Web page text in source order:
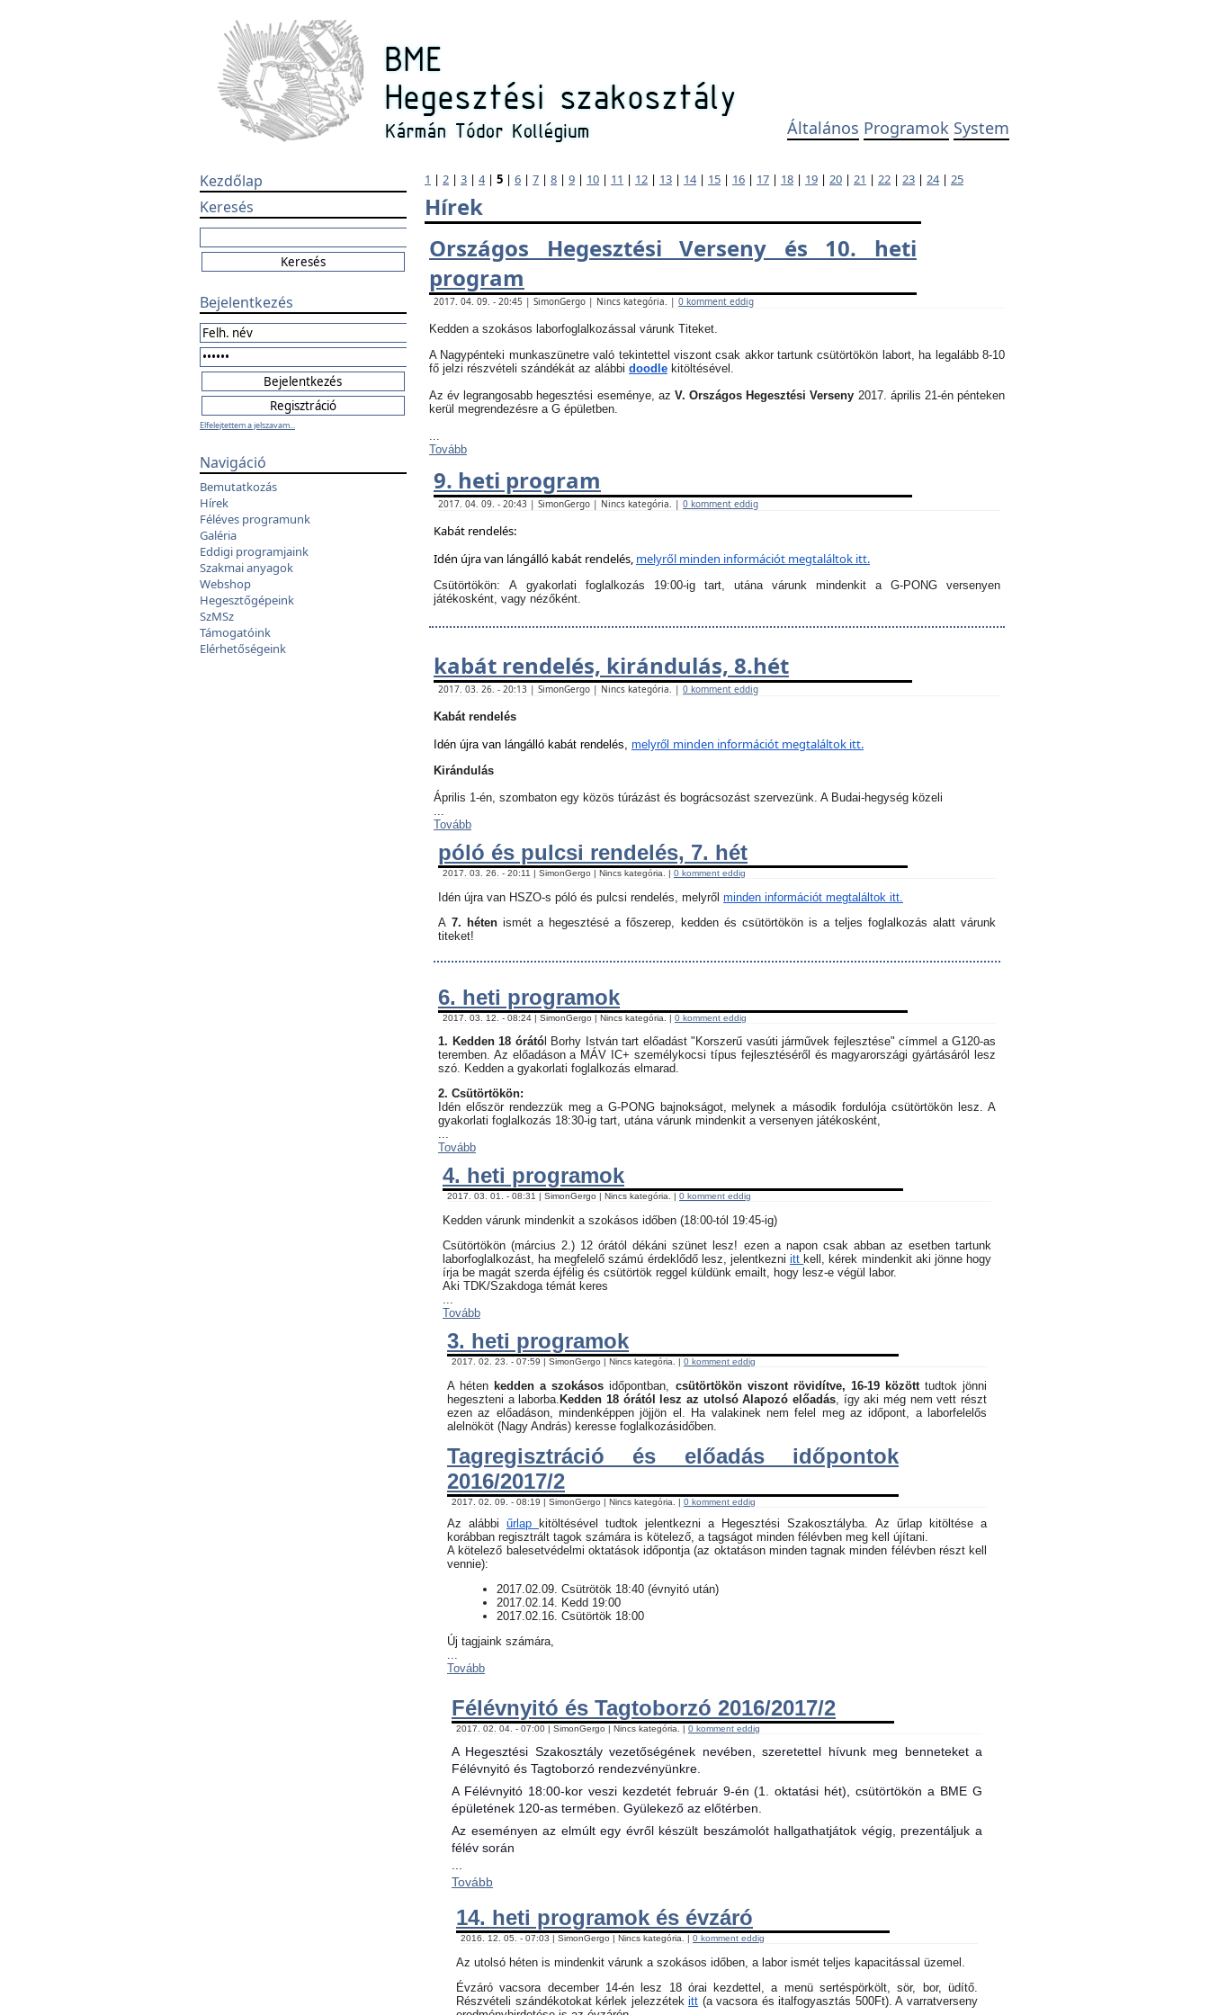
Általános Programok System
Kezdőlap
Keresés
Bejelentkezés
Elfelejtettem a jelszavam...
Navigáció
Bemutatkozás
Hírek
Féléves programunk
Galéria
Eddigi programjaink
Szakmai anyagok
Webshop
Hegesztőgépeink
SzMSz
Támogatóink
Elérhetőségeink
1 | 2 | 3 | 4| 5 | 6 | 7 | 8 | 9 | 10 | 11 | 12 | 13 | 14| 15 | 16 | 17 | 18 | 19 | 20 | 21 | 22 | 23 | 24| 25
Hírek
Országos Hegesztési Verseny és 10. heti
program
2017. 04. 09. - 20:45 | SimonGergo | Nincs kategória. | 0 komment eddig
Kedden a szokásos laborfoglalkozással várunk Titeket.
A Nagypénteki munkaszünetre való tekintettel viszont csak akkor tartunk csütörtökön labort, ha legalább 8-10
fő jelzi részvételi szándékát az alábbi doodle kitöltésével.
Az év legrangosabb hegesztési eseménye, az V. Országos Hegesztési Verseny 2017. április 21-én pénteken
kerül megrendezésre a G épületben.
...
Tovább
9. heti program
2017. 04. 09. - 20:43 | SimonGergo | Nincs kategória. | 0 komment eddig
Kabát rendelés:
Idén újra van lángálló kabát rendelés, melyről minden információt megtaláltok itt.
Csütörtökön: A gyakorlati foglalkozás 19:00-ig tart, utána várunk mindenkit a G-PONG versenyen
játékosként, vagy nézőként.
kabát rendelés, kirándulás, 8.hét
2017. 03. 26. - 20:13 | SimonGergo | Nincs kategória. | 0 komment eddig
Kabát rendelés
Idén újra van lángálló kabát rendelés, melyről minden információt megtaláltok itt.
Kirándulás
Április 1-én, szombaton egy közös túrázást és bográcsozást szervezünk. A Budai-hegység közeli
...
Tovább
póló és pulcsi rendelés, 7. hét
2017. 03. 26. - 20:11 | SimonGergo | Nincs kategória. | 0 komment eddig
Idén újra van HSZO-s póló és pulcsi rendelés, melyről minden információt megtaláltok itt.
A7. hétenismét a hegesztésé a főszerep, kedden és csütörtökön is a teljes foglalkozás alatt várunk
titeket!
6. heti programok
2017. 03. 12. - 08:24 | SimonGergo | Nincs kategória. | 0 komment eddig
1. Kedden 18 órától Borhy István tart előadást "Korszerű vasúti járművek fejlesztése" címmel a G120-as
teremben. Az előadáson a MÁV IC+ személykocsi típus fejlesztéséről és magyarországi gyártásáról lesz
szó. Kedden a gyakorlati foglalkozás elmarad.
2. Csütörtökön:
Idén először rendezzük meg a G-PONG bajnokságot, melynek a második fordulója csütörtökön lesz. A
gyakorlati foglalkozás 18:30-ig tart, utána várunk mindenkit a versenyen játékosként,
...
Tovább
4. heti programok
2017. 03. 01. - 08:31 | SimonGergo | Nincs kategória. | 0 komment eddig
Kedden várunk mindenkit a szokásos időben (18:00-tól 19:45-ig)
Csütörtökön (március 2.) 12 órától dékáni szünet lesz! ezen a napon csak abban az esetben tartunk
laborfoglalkozást, ha megfelelő számú érdeklődő lesz, jelentkezniitt kell, kérek mindenkit aki jönne hogy
írja be magát szerda éjfélig és csütörtök reggel küldünk emailt, hogy lesz-e végül labor.
Aki TDK/Szakdoga témát keres
Tovább
3. heti programok
2017. 02. 23. - 07:59 | SimonGergo | Nincs kategória. | 0 komment eddig
A héten kedden a szokásos időpontban, csütörtökön viszont rövidítve, 16-19 között tudtok jönni
hegeszteni a laborba.Kedden 18 órától lesz az utolsó Alapozó előadás , így aki még nem vett részt
ezen az előadáson, mindenképpen jöjjön el. Ha valakinek nem felel meg az időpont, a laborfelelős
alelnököt (Nagy András) keresse foglalkozásidőben.
Tagregisztráció és előadás időpontok
2016/2017/2
2017. 02. 09. - 08:19 | SimonGergo | Nincs kategória. | 0 komment eddig
Az alábbi űrlap
kitöltésével tudtok jelentkezni a Hegesztési Szakosztályba. Az űrlap kitöltése a
korábban regisztrált tagok számára is kötelező, a tagságot minden félévben meg kell újítani.
​A kötelező balesetvédelmi oktatások időpontja (az oktatáson minden tagnak minden félévben részt kell
vennie):
​2017.02.09. Csütrötök 18:40 (évnyitó után)
2017.02.14. Kedd 19:00
2017.02.16. Csütörtök 18:00
Új tagjaink számára,
...
Tovább
Félévnyitó és Tagtoborzó 2016/2017/2
2017. 02. 04. - 07:00 | SimonGergo | Nincs kategória. | 0 komment eddig
A Hegesztési Szakosztály vezetőségének nevében, szeretettel hívunk meg benneteket a
Félévnyitó és Tagtoborzó rendezvényünkre.
A Félévnyitó 18:00-kor veszi kezdetét február 9-én (1. oktatási hét), csütörtökön a BME G
épületének 120-as termében. Gyülekező az előtérben.
Az eseményen az elmúlt egy évről készült beszámolót hallgathatjátok végig, prezentáljuk a
félév során
...
Tovább
14. heti programok és évzáró
2016. 12. 05. - 07:03 | SimonGergo | Nincs kategória. | 0 komment eddig
Az utolsó héten is mindenkit várunk a szokásos időben, a labor ismét teljes kapacitással üzemel.
Évzáró vacsora december 14-én lesz 18 órai kezdettel, a menü sertéspörkölt, sör, bor, üdítő.
Részvételi szándékotokat kérlek jelezzétekitt (a vacsora és italfogyasztás 500Ft). A varratverseny